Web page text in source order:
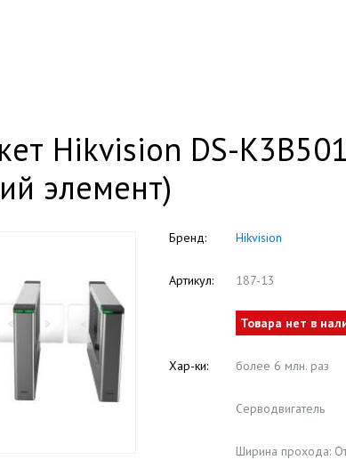
Hikvision DS-
элемент)
Бренд: Hikvision
Артикул: 187-13
Товара нет в
Хар-ки: более 6 млн. раз
Серводвигатель
Ширина прохода: